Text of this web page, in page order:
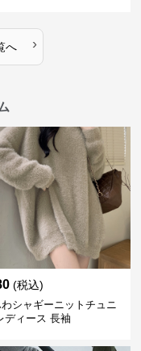
へ ›
(税込)
シャギーニットチュニ
ディース 長袖